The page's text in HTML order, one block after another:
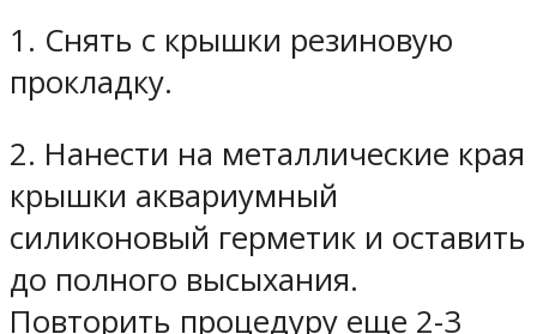
1. Снять с крышки резиновую
прокладку.
2. Нанести на металлические края
крышки аквариумный
силиконовый герметик и оставить
до полного высыхания.
Повторить процедуру еще 2-3